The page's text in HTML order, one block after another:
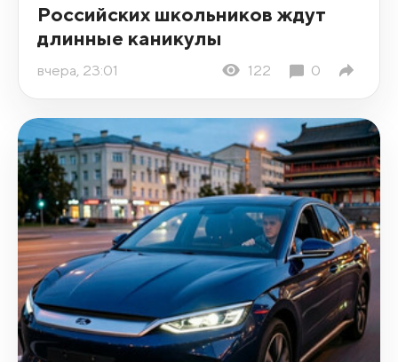
Российских школьников ждут
длинные каникулы
вчера, 23:01 122 0